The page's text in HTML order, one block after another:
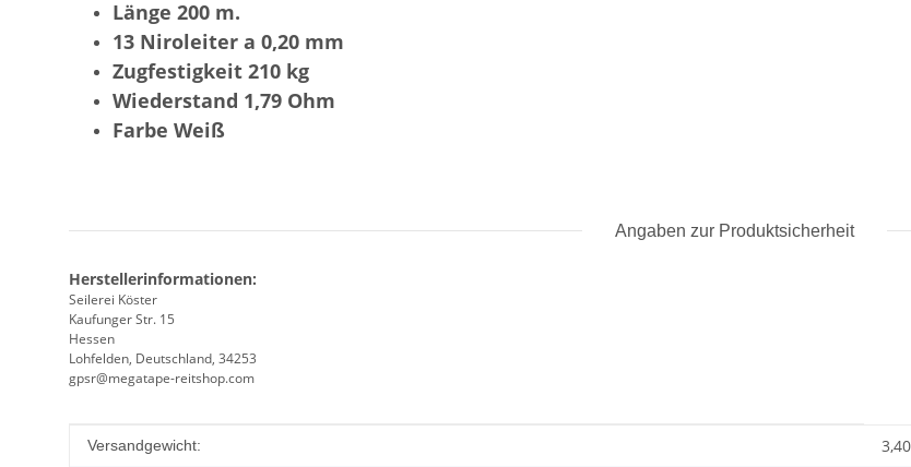
Länge 200 m.
13 Niroleiter a 0,20 mm
Zugfestigkeit 210 kg
Wiederstand 1,79 Ohm
Farbe Weiß
Angaben zur Produktsicherheit
Herstellerinformationen:
Seilerei Köster
Kaufunger Str. 15
Hessen
Lohfelden, Deutschland, 34253
gpsr@megatape-reitshop.com
Produkteigenschaft
Wert
Versandgewicht: